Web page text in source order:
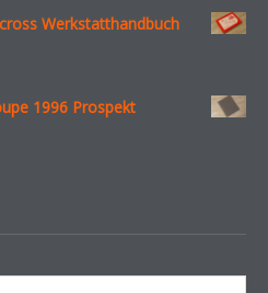
Werkstatthandbuch
1996 Prospekt